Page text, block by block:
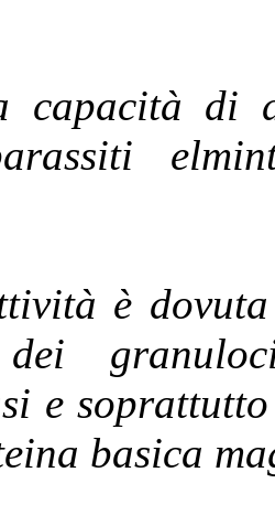
capacità di
è
e
basica